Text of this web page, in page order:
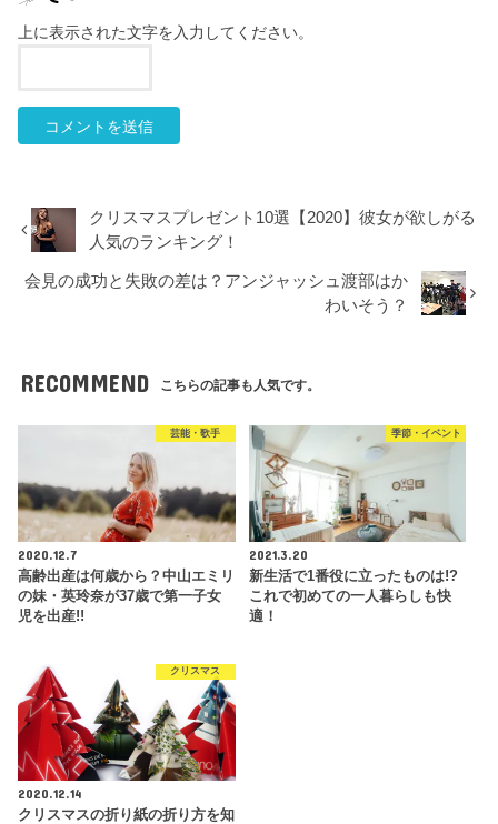
上に表示された文字を入力してください。
クリスマスプレゼント10選【2020】彼女が欲しがる
人気のランキング！
会見の成功と失敗の差は？アンジャッシュ渡部はか
わいそう？
RECOMMEND こちらの記事も人気です。
芸能・歌手
2020.12.7
高齢出産は何歳から？中山エミリ
の妹・英玲奈が37歳で第一子女
児を出産!!
季節・イベント
2021.3.20
新生活で1番役に立ったものは!?
これで初めての一人暮らしも快
適！
クリスマス
2020.12.14
クリスマスの折り紙の折り方を知